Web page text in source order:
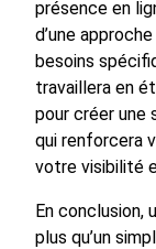
présence en
d’une
besoins
travaillera en
pour créer une
qui renforcera
votre visibilité
En conclusion,
plus qu’un